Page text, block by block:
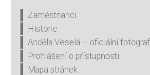
Zaměstnanci
Historie
Anděla Veselá – oficiální fotograf
Prohlášení o přístupnosti
Mapa stránek